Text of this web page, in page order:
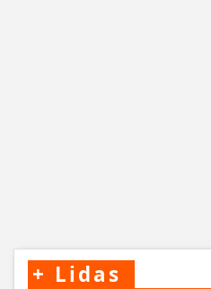
+ Lidas